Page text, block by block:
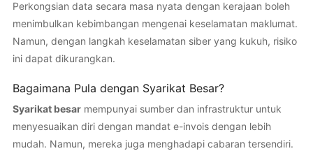
Perkongsian data secara masa nyata dengan kerajaan boleh
menimbulkan kebimbangan mengenai keselamatan maklumat.
Namun, dengan langkah keselamatan siber yang kukuh, risiko
ini dapat dikurangkan.
Bagaimana Pula dengan Syarikat Besar?
Syarikat besar mempunyai sumber dan infrastruktur untuk
menyesuaikan diri dengan mandat e-invois dengan lebih
mudah. Namun, mereka juga menghadapi cabaran tersendiri.